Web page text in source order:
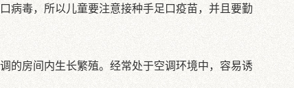
病毒，所以儿童要注意接种手足口疫苗，并且要勤
的房间内生长繁殖。经常处于空调环境中，容易诱